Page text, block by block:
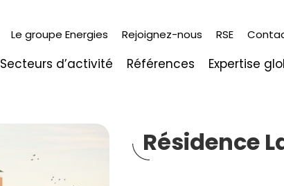
Le groupe Energies Rejoignez-nous RSE
Secteurs d’activité Références Expertise
Résidence